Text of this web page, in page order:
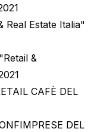
Real Estate Italia"
&
CAFÈ DEL
DEL